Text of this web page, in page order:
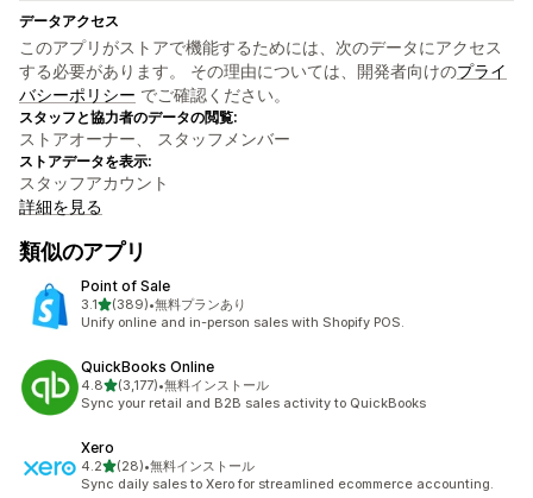
データアクセス
このアプリがストアで機能するためには、次のデータにアクセス
する必要があります。 その理由については、開発者向けのプライ
バシーポリシー でご確認ください。
スタッフと協力者のデータの閲覧:
ストアオーナー、 スタッフメンバー
ストアデータを表示:
スタッフアカウント
詳細を見る
類似のアプリ
Point of Sale
3.15つ星中
(389)
合計レビュー数：389件
•無料プランあり
Unify online and in-person sales with Shopify POS.
QuickBooks Online
4.85つ星中
(3,177)
合計レビュー数：3177件
•無料インストール
Sync your retail and B2B sales activity to QuickBooks
Xero
4.25つ星中
(28)
合計レビュー数：28件
•無料インストール
Sync daily sales to Xero for streamlined ecommerce accounting.